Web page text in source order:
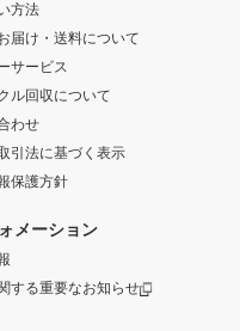
方法
届け・送料について
サービス
ル回収について
わせ
引法に基づく表示
保護方針
メーション
する重要なお知らせ